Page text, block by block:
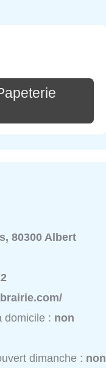
80300 Albert
domicile : non
dimanche : non